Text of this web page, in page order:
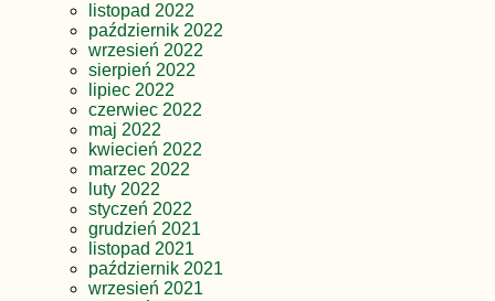
listopad 2022
październik 2022
wrzesień 2022
sierpień 2022
lipiec 2022
czerwiec 2022
maj 2022
kwiecień 2022
marzec 2022
luty 2022
styczeń 2022
grudzień 2021
listopad 2021
październik 2021
wrzesień 2021